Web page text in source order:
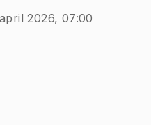
2026, 07:00